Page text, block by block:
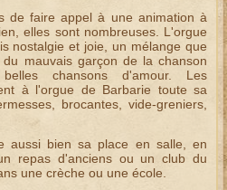
de faire appel à une animation à
elles sont nombreuses. L'orgue
nostalgie et joie, un mélange que
mauvais garçon de la chanson
chansons d'amour. Les
à l'orgue de Barbarie toute sa
brocantes, vide-greniers,
aussi bien sa place en salle, en
repas d'anciensou unclub du
une crèche ou une école.